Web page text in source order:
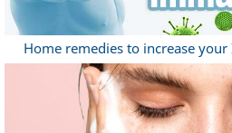
Home remedies to increase